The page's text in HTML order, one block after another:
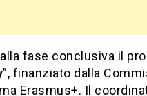
fase conclusiva il
”, finanziato dalla
Erasmus+. Il